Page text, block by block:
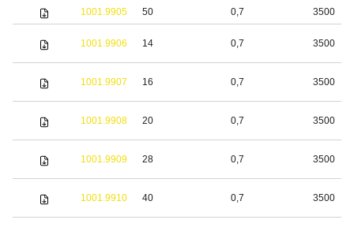
1001.9905 50 0,7 3500
1001.9906 14 0,7 3500
1001.9907 16 0,7 3500
1001.9908 20 0,7 3500
1001.9909 28 0,7 3500
1001.9910 40 0,7 3500